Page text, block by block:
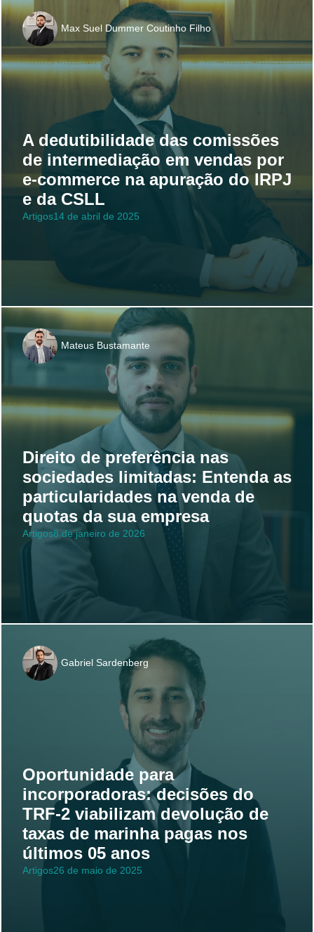
Max Suel Dummer Coutinho Filho
A dedutibilidade das comissões
de intermediação em vendas por
e-commerce na apuração do IRPJ
e da CSLL
Artigos14 de abril de 2025
Mateus Bustamante
Direito de preferência nas
sociedades limitadas: Entenda as
particularidades na venda de
quotas da sua empresa
Artigos8 de janeiro de 2026
Gabriel Sardenberg
Oportunidade para
incorporadoras: decisões do
TRF-2 viabilizam devolução de
taxas de marinha pagas nos
últimos 05 anos
Artigos26 de maio de 2025